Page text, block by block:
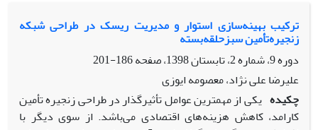
ترکیب بهینه‌سازی استوار و مدیریت ریسک در طراحی شبکه
زنجیره‌تأمین سبزحلقه‌بسته
دوره 9، شماره 2، تابستان 1398، صفحه
186-201
علیرضا علی نژاد، معصومه ایوزی
چکیده یکی از مهمترین عوامل تأثیرگذار در طراحی زنجیره تأمین
کارامد، کاهش هزینه‌های اقتصادی می‌باشد. از سوی دیگر با